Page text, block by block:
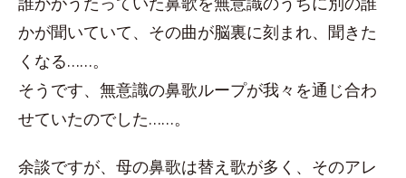
かが聞いていて、その曲が脳裏に刻まれ、聞きた
くなる……。
そうです、無意識の鼻歌ループが我々を通じ合わ
せていたのでした……。
余談ですが、母の鼻歌は替え歌が多く、そのアレ